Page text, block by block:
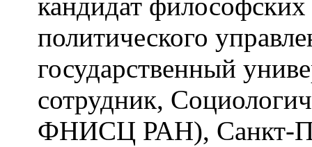
кандидат
политического
государственный
сотрудник,
ФНИСЦ РАН), Санкт-